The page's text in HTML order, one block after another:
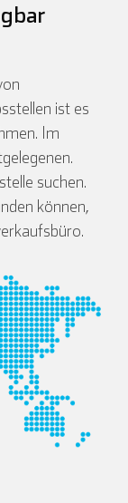
ist es
Im
suchen.
können,